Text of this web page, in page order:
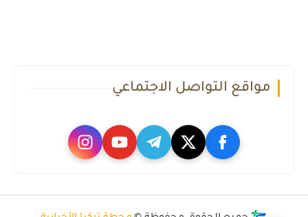
مواقع التواصل الاجتماعي